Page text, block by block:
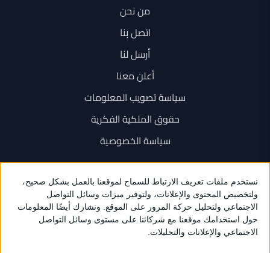
من نحن
اتصل بنا
أرسل لنا
أعلن معنا
سياسة تصويب المعلومات
حقوق الملكية الفكرية
سياسة الخصوصية
اتصل بنا
+962 6 534 1777
+962 79 202 7000